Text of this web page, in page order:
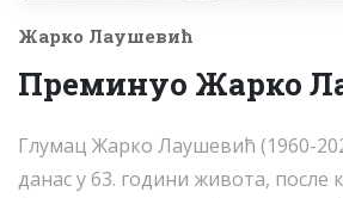
Жарко Лаушевић
Преминуо Жарко
Глумац Жарко Лаушевић (1960-
данас у 63. години живота, после